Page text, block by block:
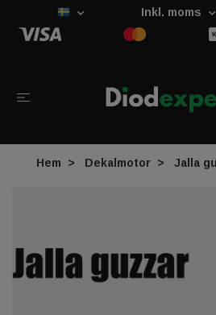
Inkl. moms
Hem Dekalmotor Jalla